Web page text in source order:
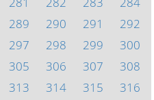
289 290 291
292
297 298 299
300
305 306 307
308
313 314 315
316